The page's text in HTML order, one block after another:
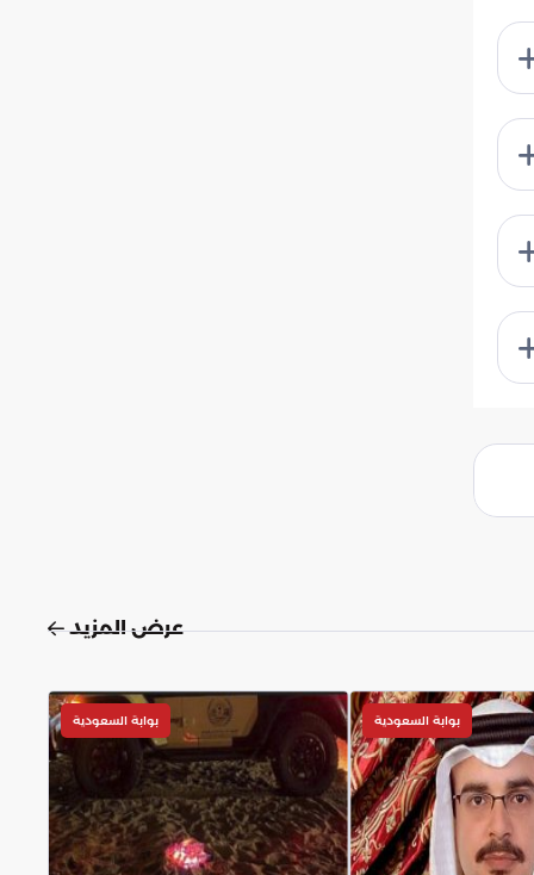
عرض المزيد
بوابة السعودية بوابة السعودية